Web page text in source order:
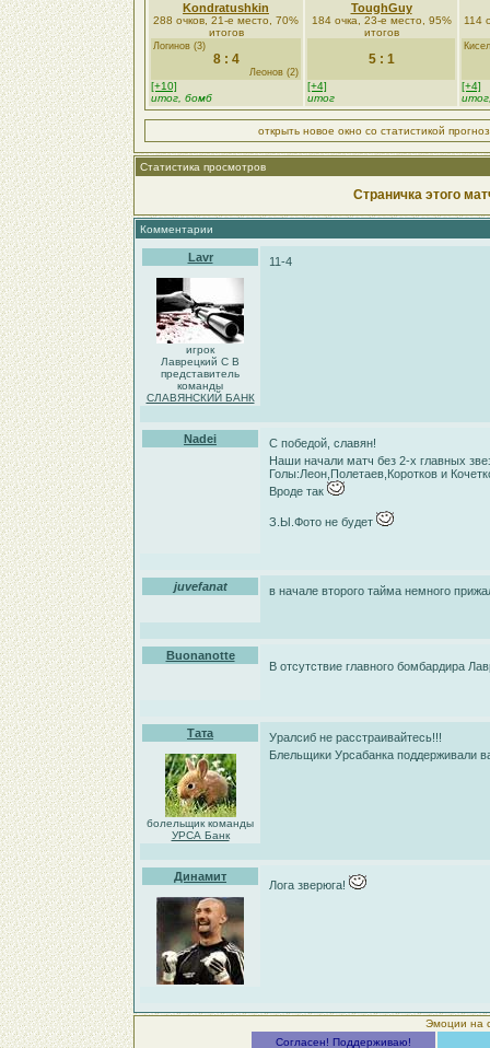
Kondratushkin
288 очков, 21-е место, 70%
итогов
Логинов (3)
8 : 4
Леонов (2)
[+10]
итог, бомб
ToughGuy
184 очка, 23-е место, 95%
итогов
5 : 1
[+4]
итог
114
[+4]
открыть новое окно со статистикой
Статистика просмотров
Страничка этого
Комментарии
Lavr
игрок
Лаврецкий С В
представитель
команды
СЛАВЯНСКИЙ БАНК
11-4
Nadei
С победой, славян!
Наши начали матч без 2-х главных
Голы:Леон,Полетаев,Коротков и
Вроде так
З.Ы.Фото не будет
juvefanat в начале второго тайма немного
Buonanotte
В отсутствие главного бомбардира
Тата
болельщик команды
УРСА Банк
Уралсиб не расстраивайтесь!!!
Блельщики Урсабанка поддерживали
Динамит
Лога зверюга!
Эмоции на
Согласен! Поддерживаю!